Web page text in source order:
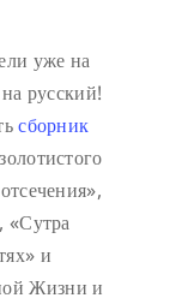
уже на
русский!
сборник
«Сутра
и
Жизни и